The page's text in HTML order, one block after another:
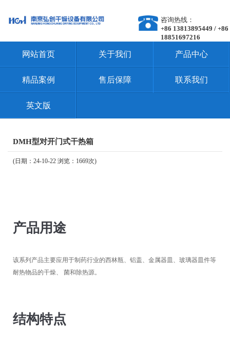
咨询热线：
+86 13813895449 / +86
18851697216
网站首页 关于我们 产品中心
精品案例 售后保障 联系我们
英文版
DMH型对开门式干热箱
(日期：24-10-22 浏览：1669次)
产品用途
该系列产品主要应用于制药行业的西林瓶、铝盖、金属器皿、玻璃器皿件等
耐热物品的干燥、 菌和除热源。
结构特点